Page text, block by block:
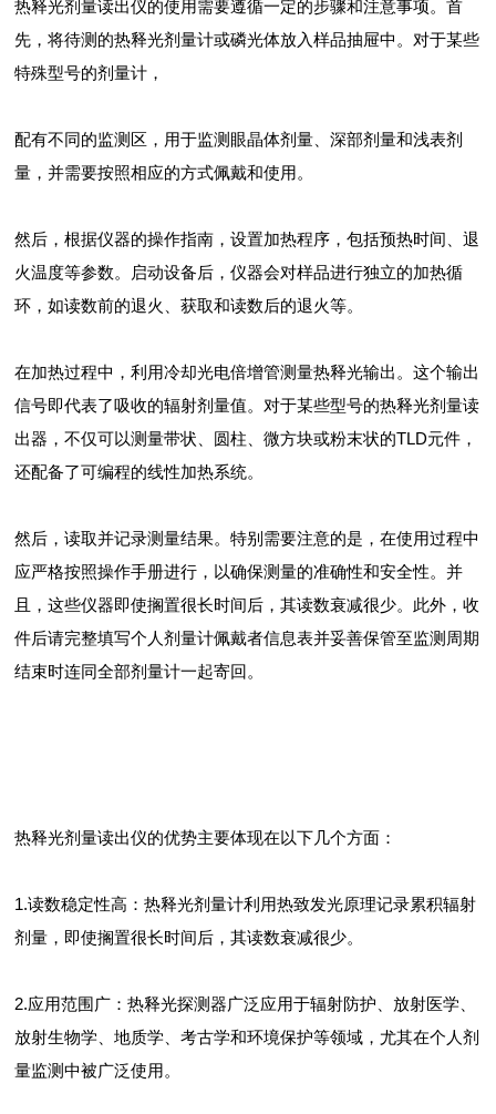
热释光剂量读出仪的使用需要遵循一定的步骤和注意事项。首
先，将待测的热释光剂量计或磷光体放入样品抽屉中。对于某些
特殊型号的剂量计，
配有不同的监测区，用于监测眼晶体剂量、深部剂量和浅表剂
量，并需要按照相应的方式佩戴和使用。
然后，根据仪器的操作指南，设置加热程序，包括预热时间、退
火温度等参数。启动设备后，仪器会对样品进行独立的加热循
环，如读数前的退火、获取和读数后的退火等。
在加热过程中，利用冷却光电倍增管测量热释光输出。这个输出
信号即代表了吸收的辐射剂量值。对于某些型号的热释光剂量读
出器，不仅可以测量带状、圆柱、微方块或粉末状的TLD元件，
还配备了可编程的线性加热系统。
然后，读取并记录测量结果。特别需要注意的是，在使用过程中
应严格按照操作手册进行，以确保测量的准确性和安全性。并
且，这些仪器即使搁置很长时间后，其读数衰减很少。此外，收
件后请完整填写个人剂量计佩戴者信息表并妥善保管至监测周期
结束时连同全部剂量计一起寄回。
热释光剂量读出仪的优势主要体现在以下几个方面：
1.读数稳定性高：热释光剂量计利用热致发光原理记录累积辐射
剂量，即使搁置很长时间后，其读数衰减很少。
2.应用范围广：热释光探测器广泛应用于辐射防护、放射医学、
放射生物学、地质学、考古学和环境保护等领域，尤其在个人剂
量监测中被广泛使用。